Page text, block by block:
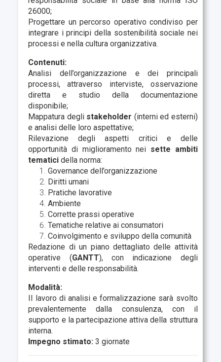
26000;
Progettare un percorso operativo condiviso per
integrare i principi della sostenibilità sociale nei
processi e nella cultura organizzativa.
Contenuti:
Analisi dell’organizzazione e dei principali
processi, attraverso interviste, osservazione
diretta e studio della documentazione
disponibile;
Mappatura degli stakeholder (interni ed esterni)
e analisi delle loro aspettative;
Rilevazione degli aspetti critici e delle
opportunità di miglioramento nei sette ambiti
tematici della norma:
Governance dell’organizzazione
Diritti umani
Pratiche lavorative
Ambiente
Corrette prassi operative
Tematiche relative ai consumatori
Coinvolgimento e sviluppo della comunità
Redazione di un piano dettagliato delle attività
operative (GANTT), con indicazione degli
interventi e delle responsabilità.
Modalità:
Il lavoro di analisi e formalizzazione sarà svolto
prevalentemente dalla consulenza, con il
supporto e la partecipazione attiva della struttura
interna.
Impegno stimato: 3 giornate